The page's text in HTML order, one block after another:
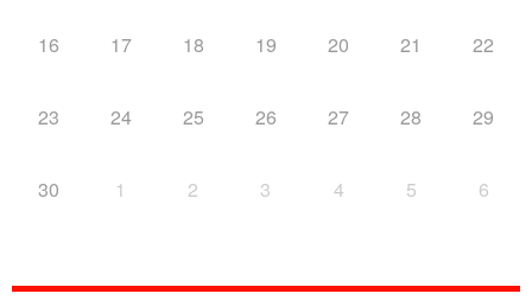
16 17 18 19 20 21 22
23 24 25 26 27 28 29
30 1 2 3 4 5 6